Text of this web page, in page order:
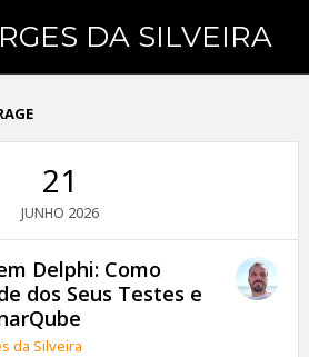
DA SILVEIRA
21
JUNHO 2026
Delphi: Como
dos Seus Testes e
da Silveira